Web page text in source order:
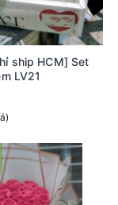
LV21